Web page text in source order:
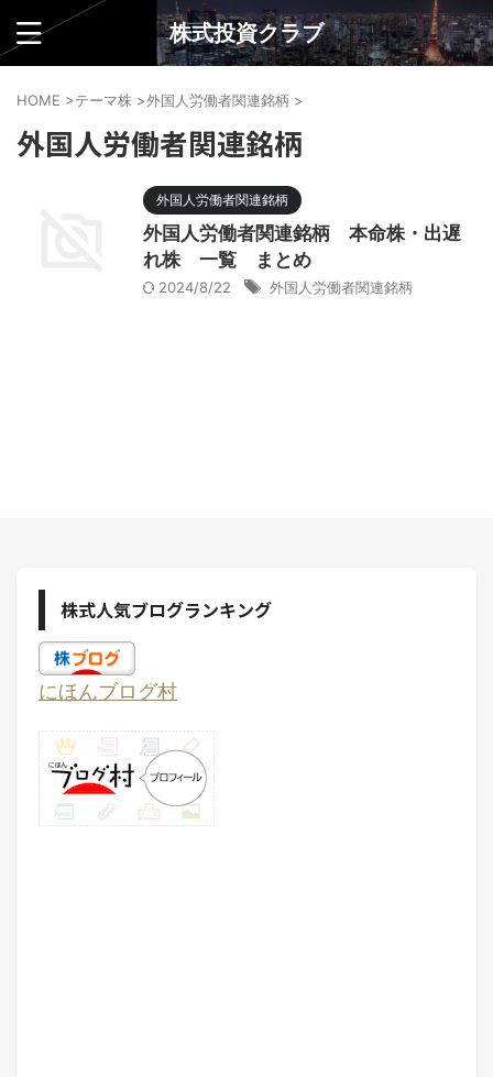
株式投資クラブ
HOME >テーマ株 >外国人労働者関連銘柄 >
外国人労働者関連銘柄
外国人労働者関連銘柄
外国人労働者関連銘柄 本命株・出遅
れ株 一覧 まとめ
2024/8/22 外国人労働者関連銘柄
株式人気ブログランキング
にほんブログ村